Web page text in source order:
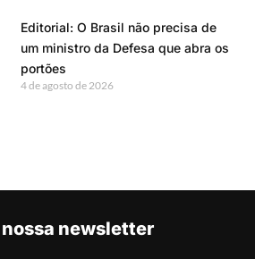
Editorial: O Brasil não precisa de
um ministro da Defesa que abra os
portões
4 de agosto de 2026
newsletter